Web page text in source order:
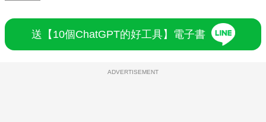
送【10個ChatGPT的好工具】電子書
ADVERTISEMENT